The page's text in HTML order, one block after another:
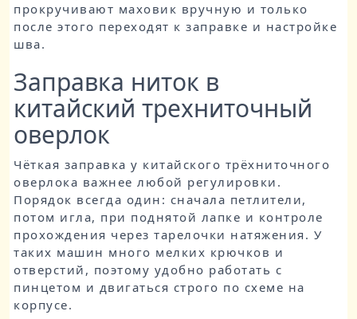
прокручивают маховик вручную и только
после этого переходят к заправке и настройке
шва.
Заправка ниток в
китайский трехниточный
оверлок
Чёткая заправка у китайского трёхниточного
оверлока важнее любой регулировки.
Порядок всегда один: сначала петлители,
потом игла, при поднятой лапке и контроле
прохождения через тарелочки натяжения. У
таких машин много мелких крючков и
отверстий, поэтому удобно работать с
пинцетом и двигаться строго по схеме на
корпусе.